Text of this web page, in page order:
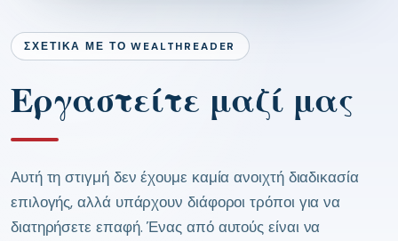
ΣΧΕΤΙΚΆ ΜΕ ΤΟ WEALTHREADER
Εργαστείτε μαζί μας
Αυτή τη στιγμή δεν έχουμε καμία ανοιχτή διαδικασία
επιλογής, αλλά υπάρχουν διάφοροι τρόποι για να
διατηρήσετε επαφή. Ένας από αυτούς είναι να